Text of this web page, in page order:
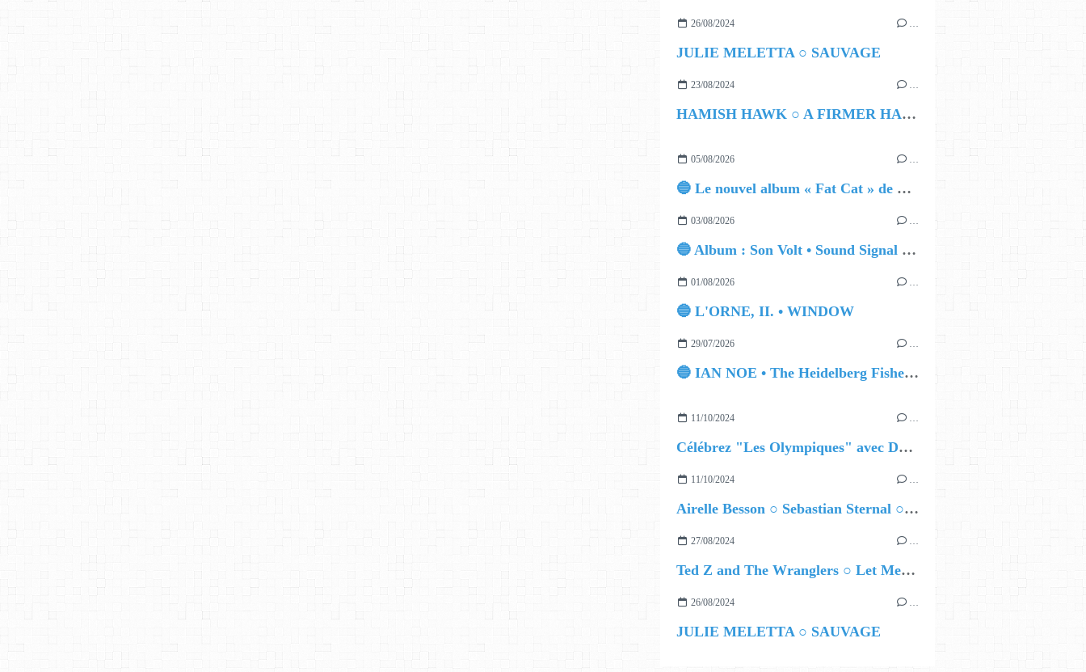
26/08/2024 …
JULIE MELETTA ○ SAUVAGE
23/08/2024 …
HAMISH HAWK ○ A FIRMER HAND
05/08/2026 …
🔵 Le nouvel album « Fat Cat » de Delilah Holliday (sortie le 30 Octobre 2026)
03/08/2026 …
🔵 Album : Son Volt • Sound Signal Serenades
01/08/2026 …
🔵 L'ORNE, II. • WINDOW
29/07/2026 …
🔵 IAN NOE • The Heidelberg Fisherman’s Ball
11/10/2024 …
Célébrez "Les Olympiques" avec DVTR !
11/10/2024 …
Airelle Besson ○ Sebastian Sternal ○ Jonas Burgwinkel
27/08/2024 …
Ted Z and The Wranglers ○ Let Me Be Your Sin
26/08/2024 …
JULIE MELETTA ○ SAUVAGE